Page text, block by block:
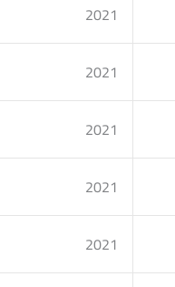
2021
2021
2021
2021
2021